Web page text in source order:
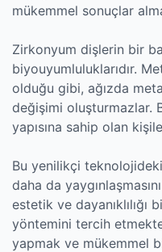
mükemmel sonuçlar
Zirkonyum dişlerin bir
biyouyumluluklarıdır.
olduğu gibi, ağızda
değişimi oluşturmazlar.
yapısına sahip olan
Bu yenilikçi
daha da
estetik ve dayanıklılığı
yöntemini tercih
yapmak ve mükemmel